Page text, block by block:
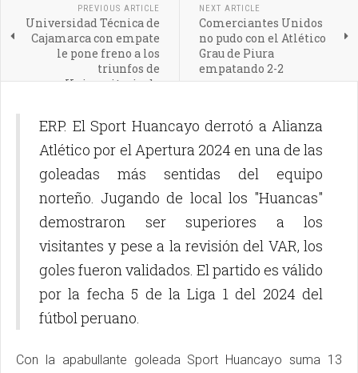
PREVIOUS ARTICLE
Universidad Técnica de
Cajamarca con empate
le pone freno a los
triunfos de
Universitario de
NEXT ARTICLE
Comerciantes Unidos
no pudo con el Atlético
Grau de Piura
empatando 2-2
ERP. El Sport Huancayo derrotó a Alianza
Atlético por el Apertura 2024 en una de las
goleadas más sentidas del equipo
norteño. Jugando de local los "Huancas"
demostraron ser superiores a los
visitantes y pese a la revisión del VAR, los
goles fueron validados. El partido es válido
por la fecha 5 de la Liga 1 del 2024 del
fútbol peruano.
Con la apabullante goleada Sport Huancayo suma 13